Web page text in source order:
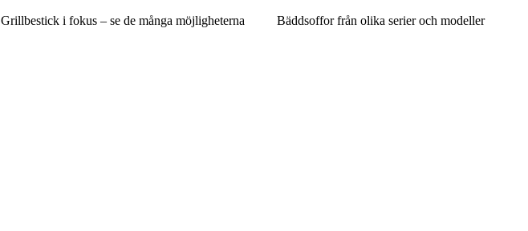
Grillbestick i fokus – se de många möjligheterna Bäddsoffor från olika serier och modeller